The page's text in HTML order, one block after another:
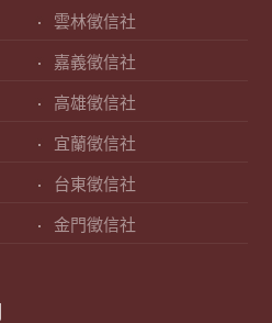
雲林徵信社
嘉義徵信社
高雄徵信社
宜蘭徵信社
台東徵信社
金門徵信社